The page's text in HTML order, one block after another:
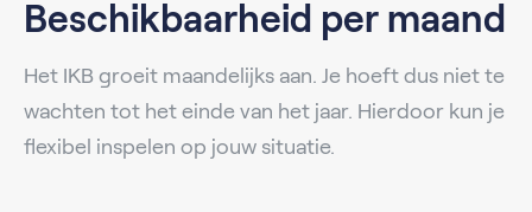
Beschikbaarheid per maand
Het IKB groeit maandelijks aan. Je hoeft dus niet te
wachten tot het einde van het jaar. Hierdoor kun je
flexibel inspelen op jouw situatie.